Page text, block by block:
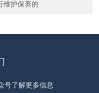
维护保养的
号了解更多信息